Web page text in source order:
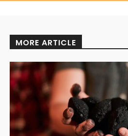
MORE ARTICLE